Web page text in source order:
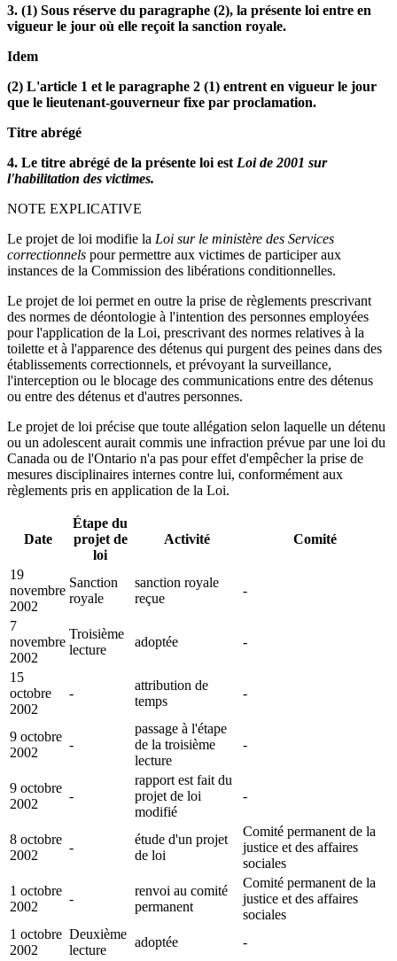
3. (1) Sous réserve du paragraphe (2), la présente loi entre en
vigueur le jour où elle reçoit la sanction royale.
Idem
(2) L'article 1 et le paragraphe 2 (1) entrent en vigueur le jour
que le lieutenant-gouverneur fixe par proclamation.
Titre abrégé
4. Le titre abrégé de la présente loi est Loi de 2001 sur
l'habilitation des victimes.
NOTE EXPLICATIVE
Le projet de loi modifie la Loi sur le ministère des Services
correctionnels pour permettre aux victimes de participer aux
instances de la Commission des libérations conditionnelles.
Le projet de loi permet en outre la prise de règlements prescrivant
des normes de déontologie à l'intention des personnes employées
pour l'application de la Loi, prescrivant des normes relatives à la
toilette et à l'apparence des détenus qui purgent des peines dans des
établissements correctionnels, et prévoyant la surveillance,
l'interception ou le blocage des communications entre des détenus
ou entre des détenus et d'autres personnes.
Le projet de loi précise que toute allégation selon laquelle un détenu
ou un adolescent aurait commis une infraction prévue par une loi du
Canada ou de l'Ontario n'a pas pour effet d'empêcher la prise de
mesures disciplinaires internes contre lui, conformément aux
règlements pris en application de la Loi.
Date
Étape du
projet de
loi
Activité Comité
19
novembre
2002
Sanction
royale
sanction royale
reçue
-
7
novembre
2002
Troisième
lecture
adoptée -
15
octobre
2002
-
attribution de
temps
-
9 octobre
2002
-
passage à l'étape
de la troisième
lecture
-
9 octobre
2002
-
rapport est fait du
projet de loi
modifié
-
8 octobre
2002
-
étude d'un projet
de loi
Comité permanent de la
justice et des affaires
sociales
1 octobre
2002
-
renvoi au comité
permanent
Comité permanent de la
justice et des affaires
sociales
1 octobre
2002
Deuxième
lecture
adoptée
-